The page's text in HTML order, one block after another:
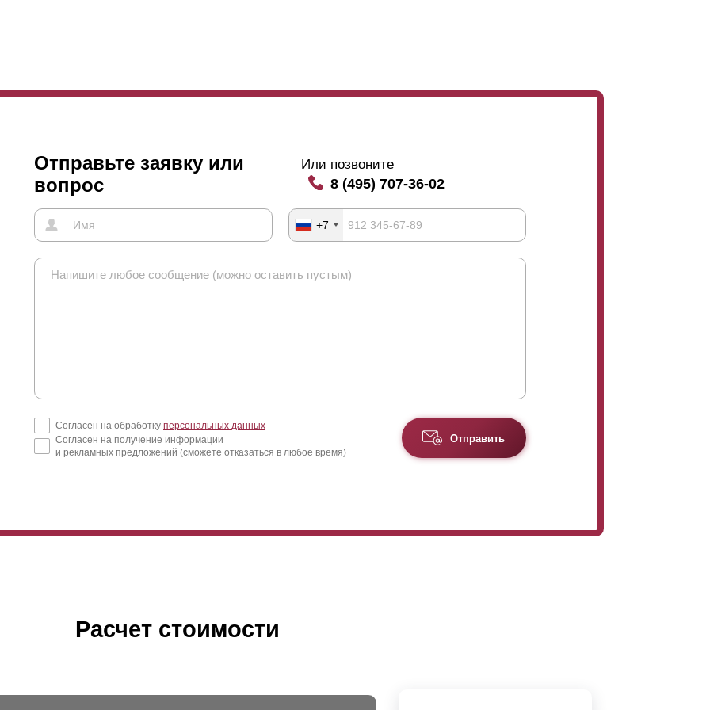
Отправьте заявку или
вопрос
Или позвоните
8 (495) 707-36-02
+7
Согласен на обработку персональных данных
Согласен на получение информации
и рекламных предложений (сможете отказаться в любое время)
Отправить
Расчет стоимости